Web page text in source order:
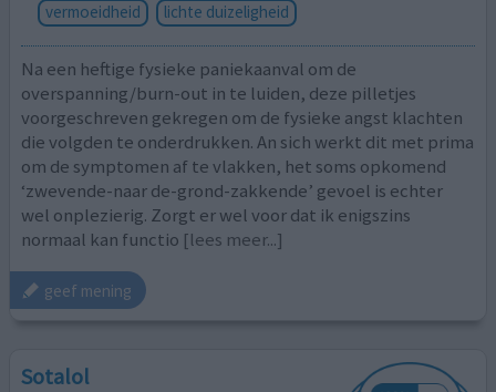
vermoeidheid
lichte duizeligheid
Na een heftige fysieke paniekaanval om de
overspanning/burn-out in te luiden, deze pilletjes
voorgeschreven gekregen om de fysieke angst klachten
die volgden te onderdrukken. An sich werkt dit met prima
om de symptomen af te vlakken, het soms opkomend
‘zwevende-naar de-grond-zakkende’ gevoel is echter
wel onplezierig. Zorgt er wel voor dat ik enigszins
normaal kan functio [lees meer...]
geef mening
Sotalol